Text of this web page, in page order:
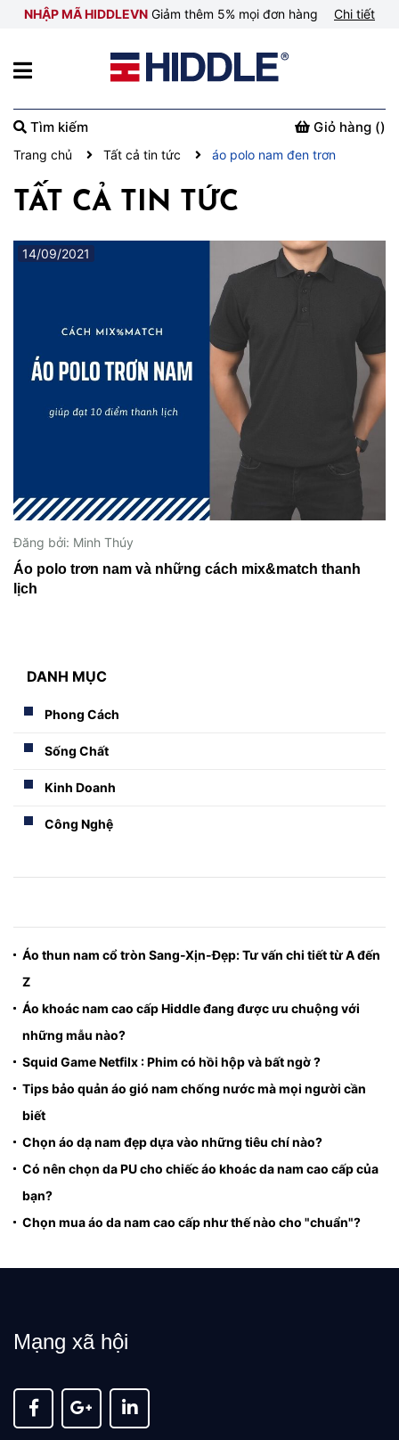
NHẬP MÃ HIDDLEVN Giảm thêm 5% mọi đơn hàng Chi tiết
Tìm kiếm Giỏ hàng ()
Trang chủ Tất cả tin tức áo polo nam đen trơn
TẤT CẢ TIN TỨC
14/09/2021
Đăng bởi: Minh Thúy
Áo polo trơn nam và những cách mix&match thanh
lịch
DANH MỤC
Phong Cách
Sống Chất
Kinh Doanh
Công Nghệ
Áo thun nam cổ tròn Sang-Xịn-Đẹp: Tư vấn chi tiết từ A đến
Z
Áo khoác nam cao cấp Hiddle đang được ưu chuộng với
những mẫu nào?
Squid Game Netfilx : Phim có hồi hộp và bất ngờ ?
Tips bảo quản áo gió nam chống nước mà mọi người cần
biết
Chọn áo dạ nam đẹp dựa vào những tiêu chí nào?
Có nên chọn da PU cho chiếc áo khoác da nam cao cấp của
bạn?
Chọn mua áo da nam cao cấp như thế nào cho "chuẩn"?
Mạng xã hội